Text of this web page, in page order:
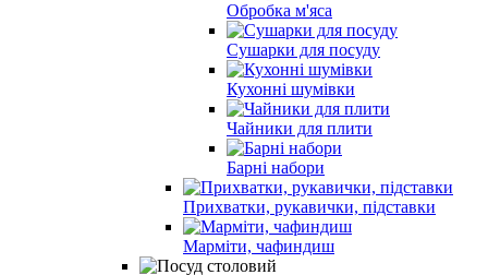
Обробка м'яса
Сушарки для посуду
Кухонні шумівки
Чайники для плити
Барні набори
Прихватки, рукавички, підставки
Марміти, чафиндиш